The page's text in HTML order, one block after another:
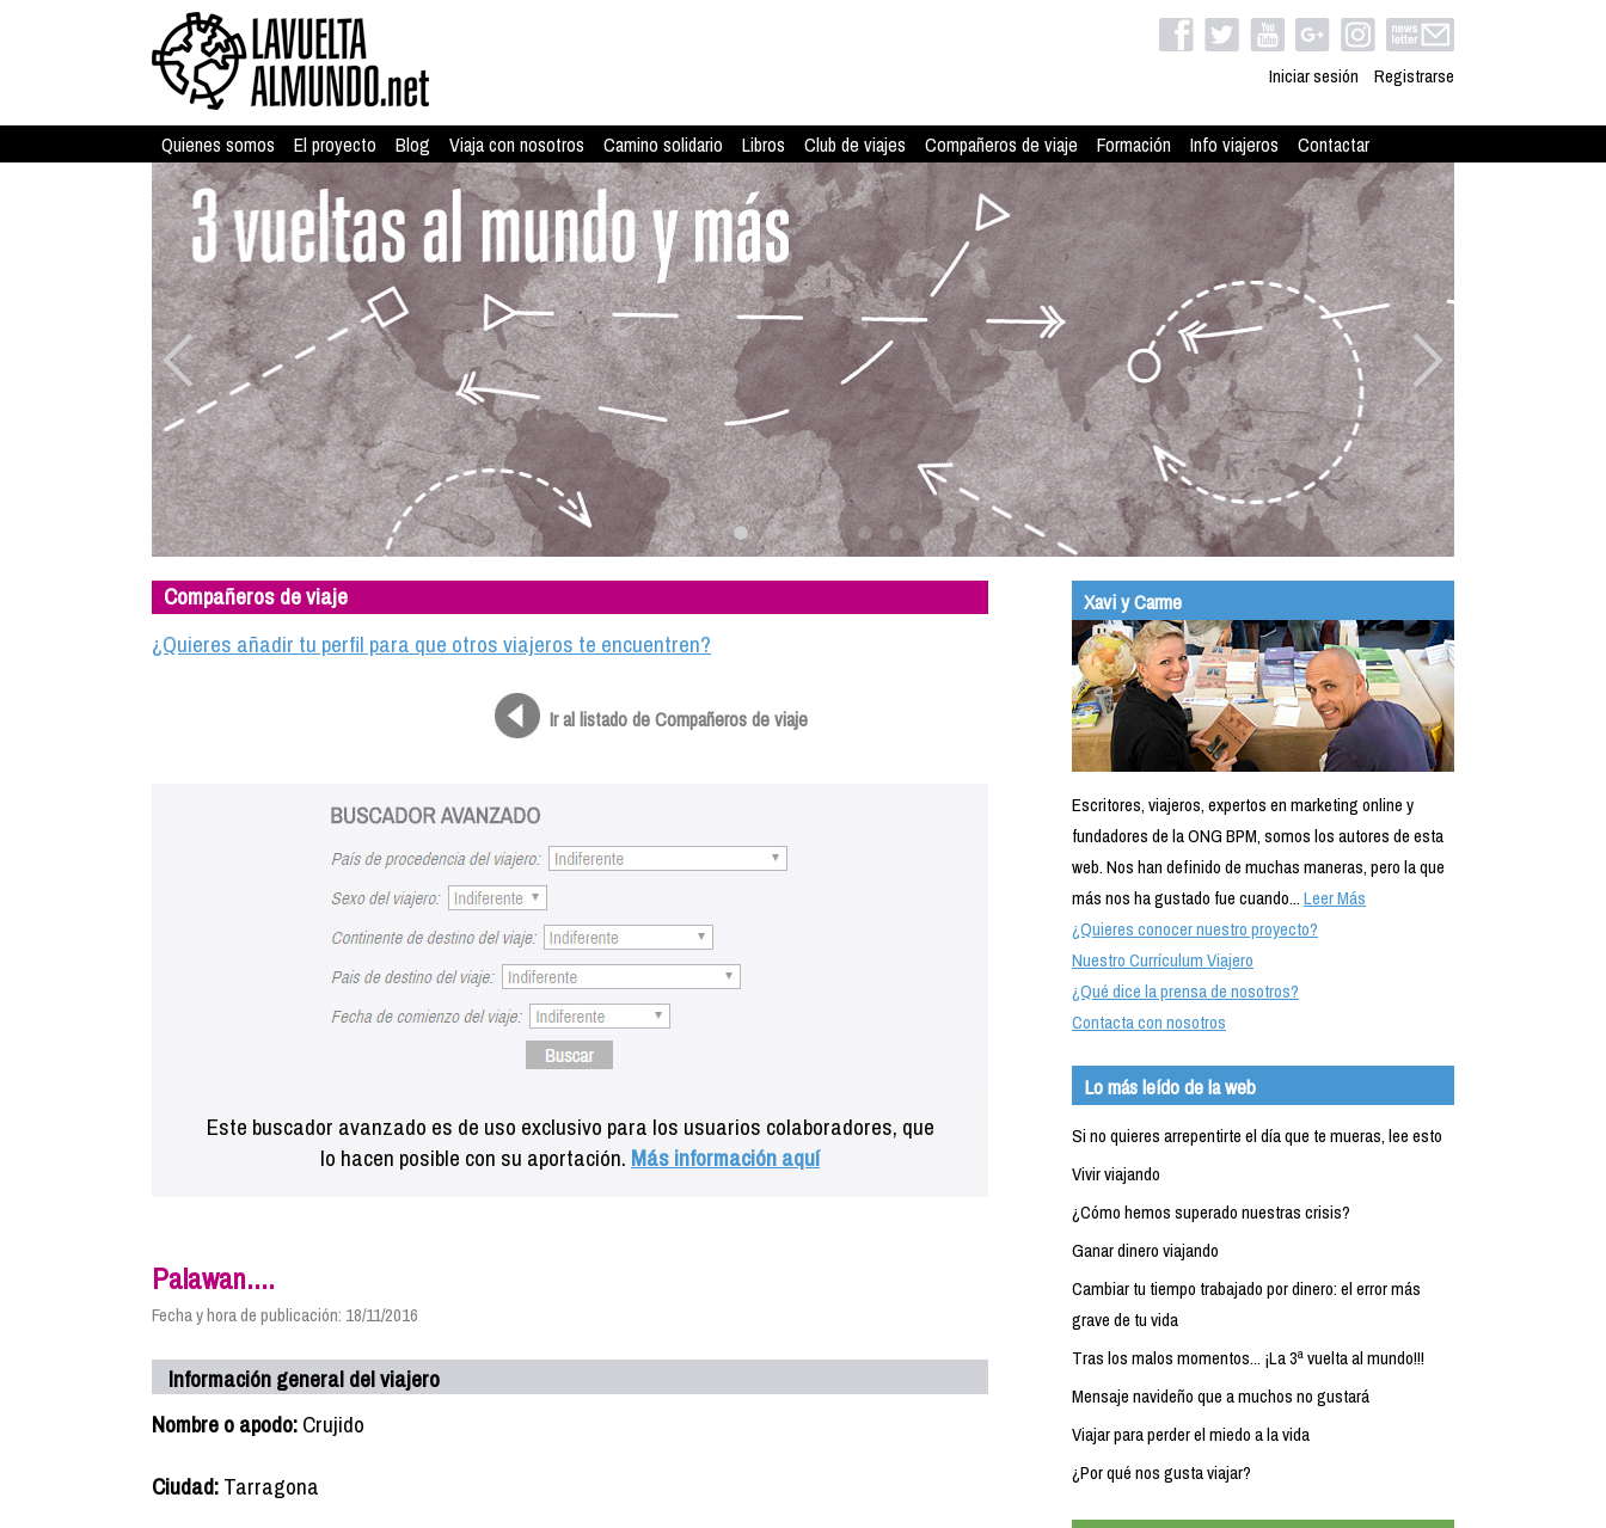
Iniciar sesión Registrarse
Quienes somos El proyecto Blog Viaja con nosotros Camino solidario Libros Club de viajes Compañeros de viaje Formación Info viajeros Contactar
Compañeros de viaje
¿Quieres añadir tu perfil para que otros viajeros te encuentren?
Ir al listado de Compañeros de viaje
Este buscador avanzado es de uso exclusivo para los usuarios colaboradores, que
lo hacen posible con su aportación. Más información aquí
Palawan....
Fecha y hora de publicación: 18/11/2016
Información general del viajero
Nombre o apodo:Crujido
Ciudad:Tarragona
Xavi y Carme
Escritores, viajeros, expertos en marketing online y
fundadores de la ONG BPM, somos los autores de esta
web. Nos han definido de muchas maneras, pero la que
más nos ha gustado fue cuando...Leer Más
¿Quieres conocer nuestro proyecto?
Nuestro Currículum Viajero
¿Qué dice la prensa de nosotros?
Contacta con nosotros
Lo más leído de la web
Si no quieres arrepentirte el día que te mueras, lee esto
Vivir viajando
¿Cómo hemos superado nuestras crisis?
Ganar dinero viajando
Cambiar tu tiempo trabajado por dinero: el error más
grave de tu vida
Tras los malos momentos... ¡La 3ª vuelta al mundo!!!
Mensaje navideño que a muchos no gustará
Viajar para perder el miedo a la vida
¿Por qué nos gusta viajar?